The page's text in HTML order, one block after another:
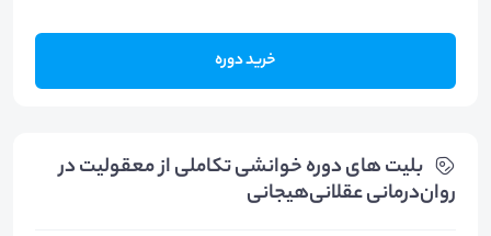
خرید دوره
بلیت های دوره خوانشی تکاملی از معقوليت در
روان‌درمانی عقلانی‌هيجانی